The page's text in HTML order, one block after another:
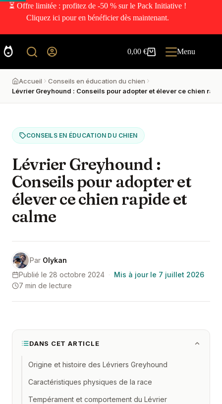
⏳ Offre limitée : profitez de -50 % sur le Pack Initiative !
Cliquez ici pour en bénéficier dès maintenant.
0,00€ Menu
Accueil
Conseils en éducation du chien
Lévrier Greyhound : Conseils pour adopter et élever ce chien
CONSEILS EN ÉDUCATION DU CHIEN
Lévrier Greyhound :
Conseils pour adopter et
élever ce chien rapide et
calme
Par Olykan
Publié le 28 octobre 2024 · Mis à jour le 7 juillet 2026
7 min de lecture
DANS CET ARTICLE
Origine et histoire des Lévriers Greyhound
Caractéristiques physiques de la race
Tempérament et comportement du Lévrier